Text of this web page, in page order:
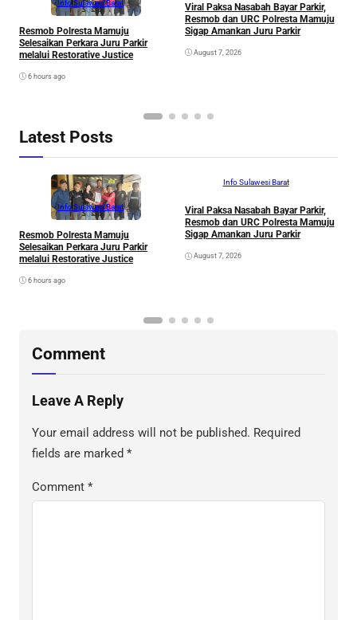
Info Sulawesi Barat
Resmob Polresta Mamuju
Selesaikan Perkara Juru Parkir
melalui Restorative Justice
6 hours ago
Viral Paksa Nasabah Bayar Parkir,
Resmob dan URC Polresta Mamuju
Sigap Amankan Juru Parkir
August 7, 2026
Latest Posts
Info Sulawesi Barat
Resmob Polresta Mamuju
Selesaikan Perkara Juru Parkir
melalui Restorative Justice
6 hours ago
Info Sulawesi Barat
Viral Paksa Nasabah Bayar Parkir,
Resmob dan URC Polresta Mamuju
Sigap Amankan Juru Parkir
August 7, 2026
Comment
Leave A Reply
Your email address will not be published. Required
fields are marked *
Comment *